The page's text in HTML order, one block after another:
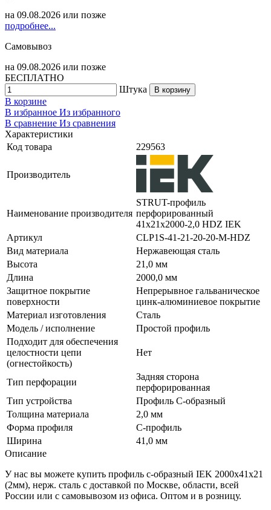
на 09.08.2026 или позже
подробнее...
Самовывоз
на 09.08.2026 или позже
БЕСПЛАТНО
Штука
В корзину
В корзине
В избранное Из избранного
В сравнение Из сравнения
Характеристики
Код товара
229563
Производитель
Наименование производителя
STRUT-профиль
перфорированный
41x21х2000-2,0 HDZ IEK
Артикул
CLP1S-41-21-20-20-M-HDZ
Вид материала
Нержавеющая сталь
Высота
21,0 мм
Длина
2000,0 мм
Защитное покрытие
поверхности
Непрерывное гальваническое
цинк-алюминиевое покрытие
Материал изготовления
Сталь
Модель / исполнение
Простой профиль
Подходит для обеспечения
целостности цепи
(огнестойкость)
Нет
Тип перфорации
Задняя сторона
перфорированная
Тип устройства
Профиль С-образный
Толщина материала
2,0 мм
Форма профиля
С-профиль
Ширина
41,0 мм
Описание
У нас вы можете купить профиль с-образный IEK 2000х41х21
(2мм), нерж. сталь с доставкой по Москве, области, всей
России или с самовывозом из офиса. Оптом и в розницу.